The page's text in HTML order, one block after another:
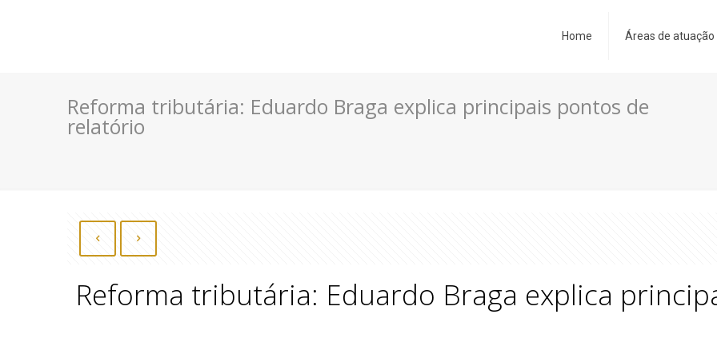
Home Áreas de atuação
Reforma tributária: Eduardo Braga explica principais pontos de
relatório
Reforma tributária: Eduardo Braga explica